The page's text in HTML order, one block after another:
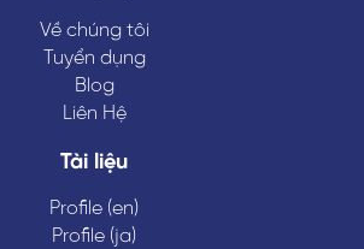
Về chúng tôi
Tuyển dụng
Blog
Liên Hệ
Tài liệu
Profile (en)
Profile (ja)